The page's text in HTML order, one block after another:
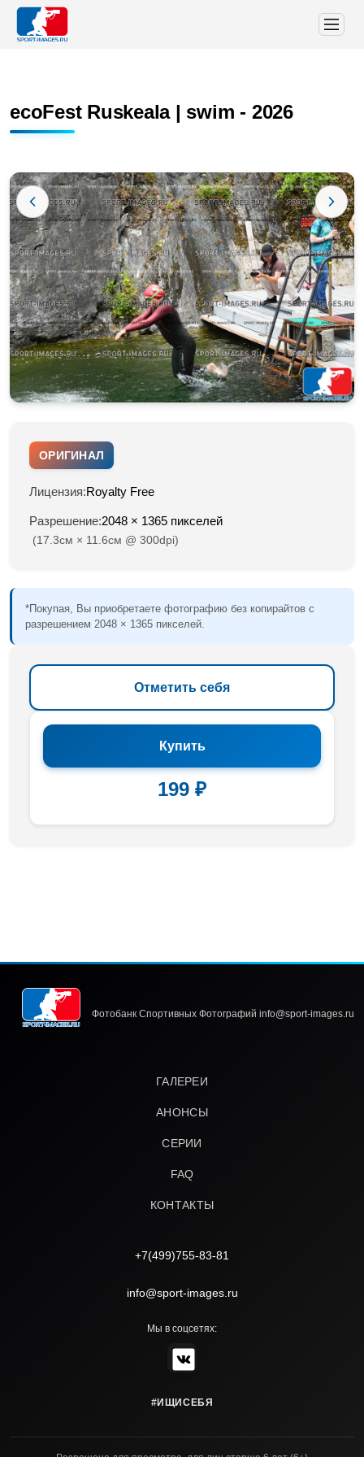
ecoFest Ruskeala | swim - 2026
ОРИГИНАЛ
Лицензия:Royalty Free
Разрешение:2048 × 1365 пикселей
(17.3см × 11.6см @ 300dpi)
*Покупая, Вы приобретаете фотографию без копирайтов с
разрешением 2048 × 1365 пикселей.
Отметить себя
Купить
199 ₽
Фотобанк Спортивных Фотографий info@sport-images.ru
ГАЛЕРЕИ
АНОНСЫ
СЕРИИ
FAQ
КОНТАКТЫ
+7(499)755-83-81
info@sport-images.ru
Мы в соцсетях:
#ИЩИСЕБЯ